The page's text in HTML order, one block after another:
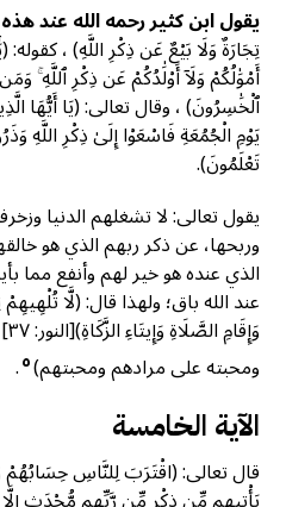
يقول ابن كثير رحمه الله عند هذه
تِجَارَةٌ وَلَا بَيْعٌ عَن ذِكْرِ اللَّهِ) ، كقوله:
أَمْوَٰلُكُمْ وَلَآ أَوْلَٰدُكُمْ عَن ذِكْرِ ٱللَّهِ
ٱلْخَٰسِرُونَ) ، وقال تعالى: (يَا أَيُّهَا
يَوْمِ الْجُمُعَةِ فَاسْعَوْا إِلَىٰ ذِكْرِ اللَّهِ
تَعْلَمُونَ).
يقول تعالى: لا تشغلهم الدنيا
وربحها، عن ذكر ربهم الذي هو
الذي عنده هو خير لهم وأنفع مما
عند الله باق؛ ولهذا قال: (لَّا
ومحبته على مرادهم ومحبتهم)٥.
الآية الخامسة
قال تعالى: (اقْتَرَبَ لِلنَّاسِ